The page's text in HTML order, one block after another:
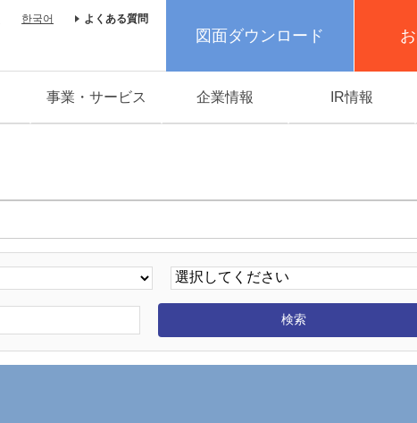
한국어 よくある質問
図面ダウンロード
事業・サービス 企業情報 IR情報